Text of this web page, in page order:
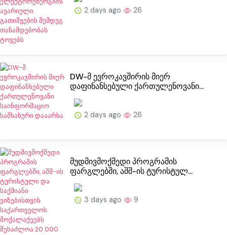
2 days ago 26
DW-მ ევროკავშირის მიერ
დაფინანსებული ქართულენოვანი...
2 days ago 26
მუდმივმოქმედი პროგრამის
ფარგლებში, აშშ-ის ტურისტულ...
3 days ago 9